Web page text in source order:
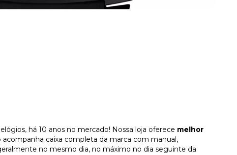
há 10 anos no mercado! Nossa loja oferece melhor
acompanha caixa completa da marca com manual,
no mesmo dia, no máximo no dia seguinte da